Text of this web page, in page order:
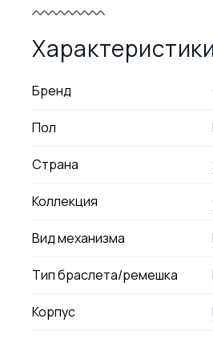
Бренд
Пол
Страна
Коллекция
Вид механизма
Тип браслета/ремешка
Корпус